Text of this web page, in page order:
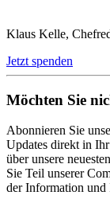
Klaus Kelle,
Jetzt spenden
Möchten Sie
Abonnieren Sie
Updates direkt in
über unsere
Sie Teil unserer
der Information und